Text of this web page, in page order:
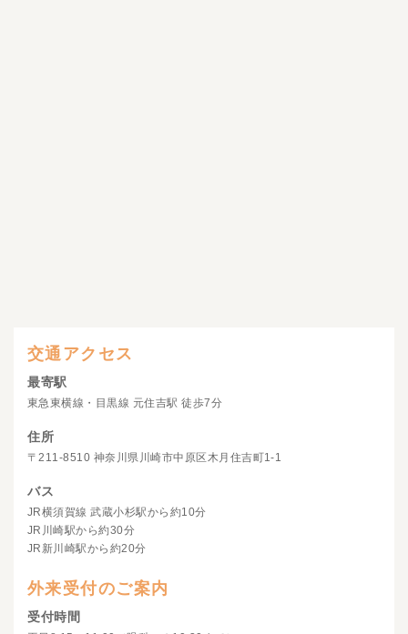
交通アクセス
最寄駅
東急東横線・目黒線 元住吉駅 徒歩7分
住所
〒211-8510 神奈川県川崎市中原区木月住吉町1-1
バス
JR横須賀線 武蔵小杉駅から約10分
JR川崎駅から約30分
JR新川崎駅から約20分
外来受付のご案内
受付時間